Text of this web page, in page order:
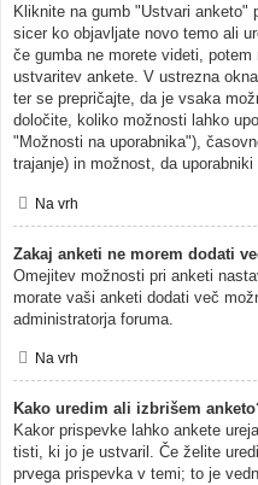
Kliknite na gumb "Ustvari anketo"
sicer ko objavljate novo temo ali
če gumba ne morete videti,
ustvaritev ankete. V ustrezna
ter se prepričajte, da je vsaka
določite, koliko možnosti lahko
"Možnosti na uporabnika"),
trajanje) in možnost, da uporabniki
Na vrh
Zakaj anketi ne morem dodati
Omejitev možnosti pri anketi
morate vaši anketi dodati več
administratorja foruma.
Na vrh
Kako uredim ali izbrišem
Kakor prispevke lahko ankete
tisti, ki jo je ustvaril. Če želite
prvega prispevka v temi; to je